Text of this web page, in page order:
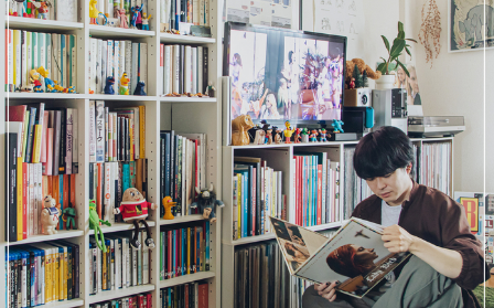
記事を
探す
LL
HOUSE
LINE-
UP
PROJECT